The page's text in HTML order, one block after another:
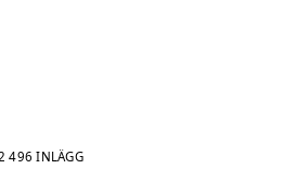
496 INLÄGG